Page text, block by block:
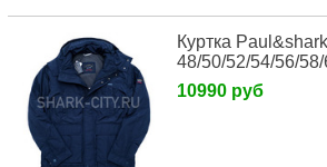
Куртка Paul&shark |
48/50/52/54/56/58/
10990 руб